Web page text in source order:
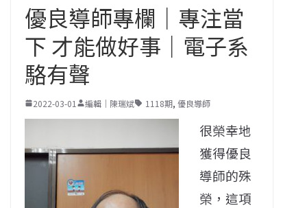
優良導師專欄｜專注當
下 才能做好事｜電子系
駱有聲
2022-03-01 編輯｜陳瑞斌 1118期, 優良導師
很榮幸地
獲得優良
導師的殊
榮，這項